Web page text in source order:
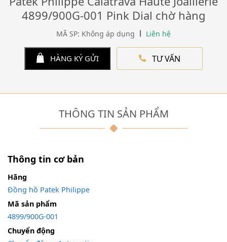
4899/900G-001 Pink Dial chờ hàng
MÃ SP: Không áp dụng Liên hệ
HÀNG KÝ GỬI TƯ VẤN
THÔNG TIN SẢN PHẨM
Thông tin cơ bản
Hãng
Đồng hồ Patek Philippe
Mã sản phẩm
4899/900G-001
Chuyển động